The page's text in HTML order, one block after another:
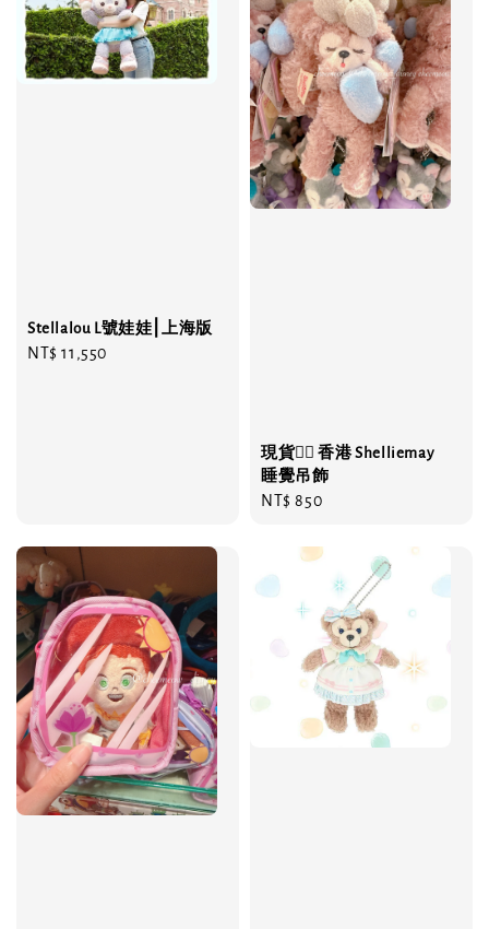
Stellalou L號娃娃⎮上海版
Regular
NT$ 11,550
現貨❤️‍🔥 香港 Shelliemay
睡覺吊飾
Regular
NT$ 850